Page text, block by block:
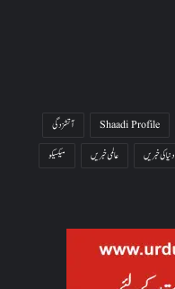
Shaadi Profile
آتشزدگی
دنیا کی خبریں عالمی خبریں
میکسیکو